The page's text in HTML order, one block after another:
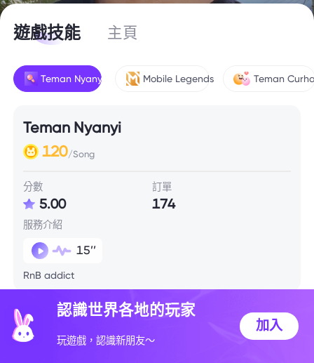
遊戲技能 主頁
Teman Nyanyi Mobile Legends Teman
Teman Nyanyi
120/Song
分數
5.00
訂單
174
服務介紹
15’’
RnB addict
認識世界各地的玩家
玩遊戲，認識新朋友～
加入